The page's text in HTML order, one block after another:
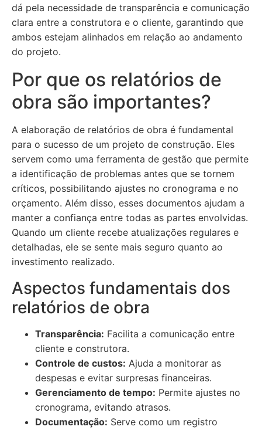
dá pela necessidade de transparência e comunicação
clara entre a construtora e o cliente, garantindo que
ambos estejam alinhados em relação ao andamento
do projeto.
Por que os relatórios de
obra são importantes?
A elaboração de relatórios de obra é fundamental
para o sucesso de um projeto de construção. Eles
servem como uma ferramenta de gestão que permite
a identificação de problemas antes que se tornem
críticos, possibilitando ajustes no cronograma e no
orçamento. Além disso, esses documentos ajudam a
manter a confiança entre todas as partes envolvidas.
Quando um cliente recebe atualizações regulares e
detalhadas, ele se sente mais seguro quanto ao
investimento realizado.
Aspectos fundamentais dos
relatórios de obra
Transparência: Facilita a comunicação entre
cliente e construtora.
Controle de custos: Ajuda a monitorar as
despesas e evitar surpresas financeiras.
Gerenciamento de tempo: Permite ajustes no
cronograma, evitando atrasos.
Documentação: Serve como um registro